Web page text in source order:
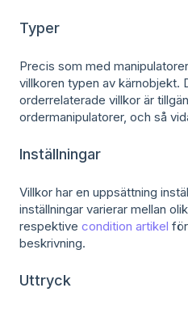
Typer
Precis som med
villkoren typen av kärnobjekt.
orderrelaterade villkor är
ordermanipulatorer, och så
Inställningar
Villkor har en uppsättning
inställningar varierar mellan
respektive condition artikel
beskrivning.
Uttryck